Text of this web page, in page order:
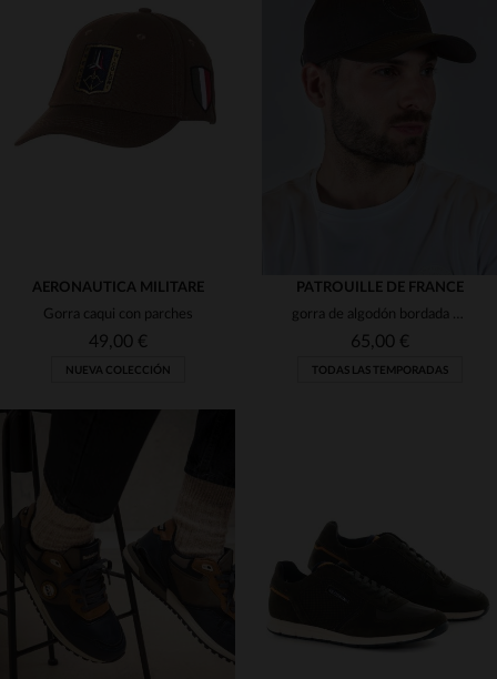
TALLAS DISPONIBLES TALLAS DISPONIBLES
TALLAS DISPONIBLES
AERONAUTICA MILITARE
Gorra caqui con parches
49,00 €
NUEVA COLECCIÓN
TALLAS DISPONIBLES
PATROUILLE DE FRANCE
gorra de algodón bordada de color verde militar
65,00 €
TODAS LAS TEMPORADAS